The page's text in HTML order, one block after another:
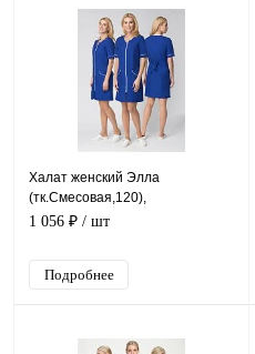
Халат женский Элла
(тк.Смесовая,120),
васильковый/белый
1 056 ₽ / шт
Подробнее